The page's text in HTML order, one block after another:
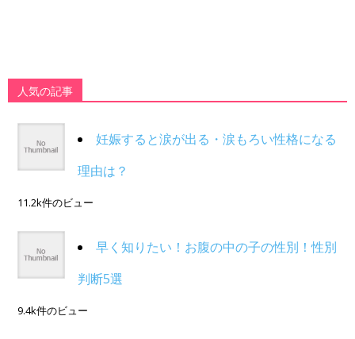
人気の記事
妊娠すると涙が出る・涙もろい性格になる
理由は？
11.2k件のビュー
早く知りたい！お腹の中の子の性別！性別
判断5選
9.4k件のビュー